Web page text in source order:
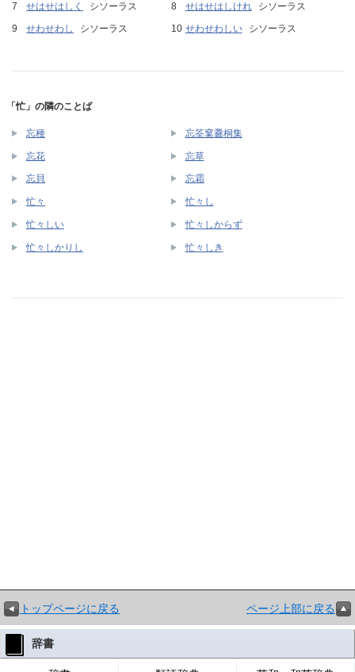
せはせはしく
シソーラス せはせはしけれ
シソーラス
せわせわし
シソーラス せわせわしい シソーラス
「忙」の隣のことば
忘種 忘筌窠爨桐集
忘花 忘草
忘貝 忘霜
忙々 忙々し
忙々しい 忙々しからず
忙々しかりし 忙々しき
トップページに戻る ページ上部に戻る
辞書